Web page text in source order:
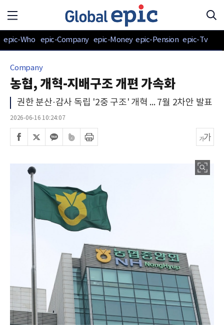
epic-Who epic-Company epic-Money epic-Pension epic-Tv
Company
농협, 개혁-지배구조 개편 가속화
권한 분산·감사 독립 '2중 구조' 개혁 ... 7월 2차안 발표
2026-06-16 10:24:07